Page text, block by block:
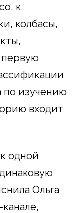
к
колбасы,
первую
по изучению
входит
одной
Ольга